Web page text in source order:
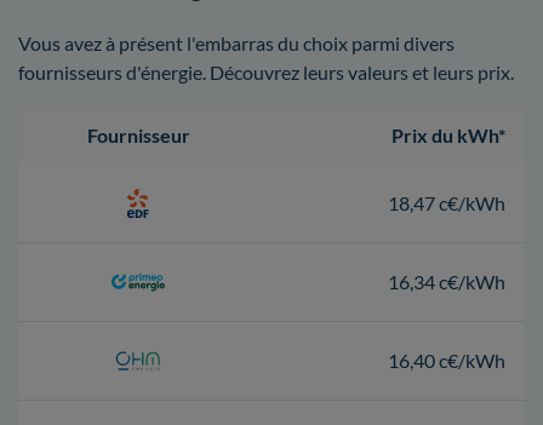
Vous avez à présent l'embarras du choix parmi divers
fournisseurs d'énergie. Découvrez leurs valeurs et leurs prix.
Fournisseur Prix du kWh*
18,47 c€/kWh
16,34 c€/kWh
16,40 c€/kWh